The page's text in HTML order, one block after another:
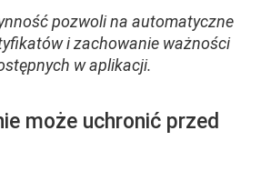
pozwoli na automatyczne
i zachowanie ważności
w aplikacji.
może uchronić przed